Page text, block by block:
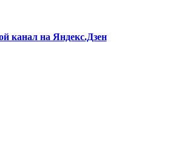
канал на Яндекс.Дзен